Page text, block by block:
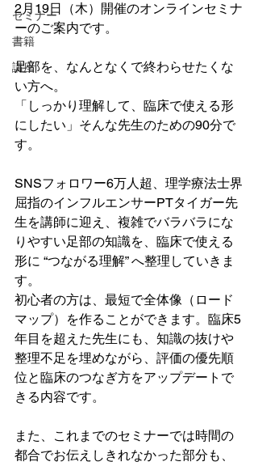
セミナー
書籍
講座
2月19日（木）開催のオンラインセミナ
ーのご案内です。
足部を、なんとなくで終わらせたくな
い方へ。
「しっかり理解して、臨床で使える形
にしたい」そんな先生のための90分で
す。
SNSフォロワー6万人超、理学療法士界
屈指のインフルエンサーPTタイガー先
生を講師に迎え、複雑でバラバラにな
りやすい足部の知識を、臨床で使える
形に “つながる理解” へ整理していきま
す。
初心者の方は、最短で全体像（ロード
マップ）を作ることができます。臨床5
年目を超えた先生にも、知識の抜けや
整理不足を埋めながら、評価の優先順
位と臨床のつなぎ方をアップデートで
きる内容です。
また、これまでのセミナーでは時間の
都合でお伝えしきれなかった部分も、